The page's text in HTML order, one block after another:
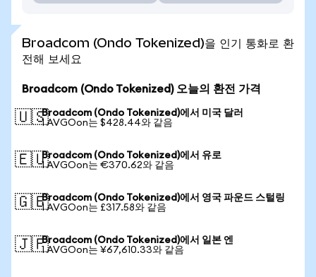
Broadcom (Ondo Tokenized)을 인기 통화로 환
전해 보세요
Broadcom (Ondo Tokenized) 오늘의 환전 가격
🇺🇸Broadcom (Ondo Tokenized)에서 미국 달러
1 AVGOon는 $428.44와 같음
🇪🇺Broadcom (Ondo Tokenized)에서 유로
1 AVGOon는 €370.62와 같음
🇬🇧Broadcom (Ondo Tokenized)에서 영국 파운드 스털링
1 AVGOon는 £317.58와 같음
🇯🇵Broadcom (Ondo Tokenized)에서 일본 엔
1 AVGOon는 ¥67,610.33와 같음